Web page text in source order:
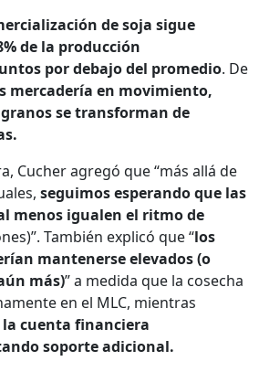
de soja sigue
de la producción
por debajo del promedio. De
mercadería en movimiento,
se transforman de
Cucher agregó que “más allá de
seguimos esperando que las
menos igualen el ritmo de
También explicó que “los
mantenerse elevados (o
más)” a medida que la cosecha
en el MLC, mientras
la cuenta financiera
soporte adicional.